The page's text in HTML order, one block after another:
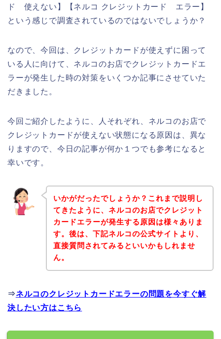
ド 使えない】【ネルコ クレジットカード エラー】
という感じで調査されているのではないでしょうか？
なので、今回は、クレジットカードが使えずに困って
いる人に向けて、ネルコのお店でクレジットカードエ
ラーが発生した時の対策をいくつか記事にさせていた
だきました。
今回ご紹介したように、人それぞれ、ネルコのお店で
クレジットカードが使えない状態になる原因は、異な
りますので、今日の記事が何か１つでも参考になると
幸いです。
いかがだったでしょうか？これまで説明し
てきたように、ネルコのお店でクレジット
カードエラーが発生する原因は様々ありま
す。後は、下記ネルコの公式サイトより、
直接質問されてみるといいかもしれませ
ん。
⇒ネルコのクレジットカードエラーの問題を今すぐ解
決したい方はこちら